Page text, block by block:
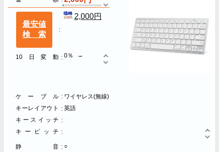
最安値
検索
2,000円
10日変動 0％
ケーブル
ワイヤレス(無線)
キーレイアウト
英語
キースイッチ
キーピッチ
静音
○